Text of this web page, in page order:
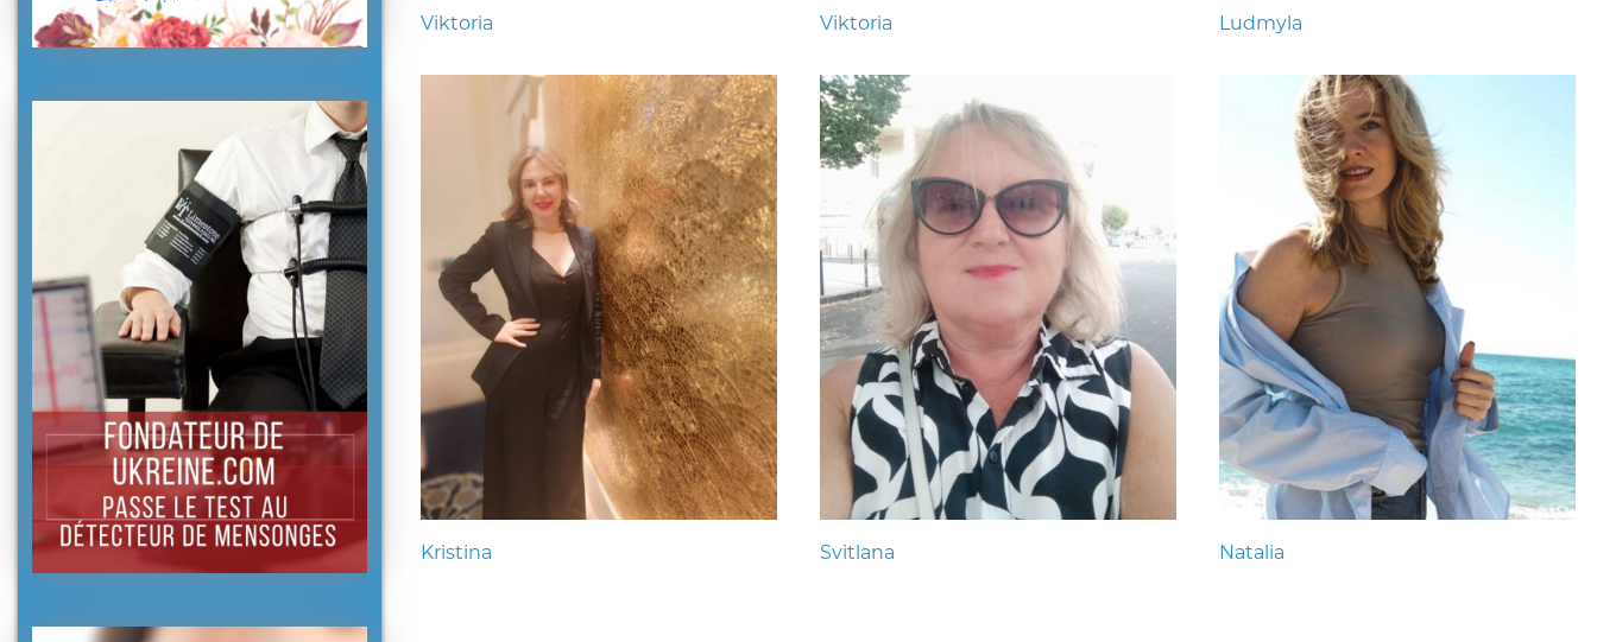
Viktoria Viktoria Ludmyla
Kristina Svitlana Natalia